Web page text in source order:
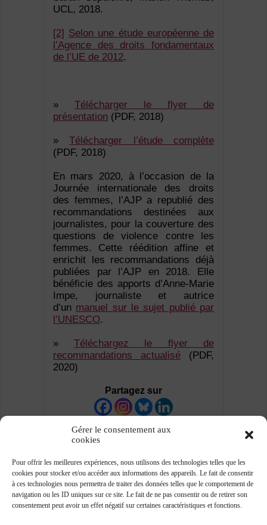
Gérer le consentement aux
cookies
Pour offrir les meilleures expériences, nous utilisons des technologies telles que les
cookies pour stocker et/ou accéder aux informations des appareils. Le fait de consentir
à ces technologies nous permettra de traiter des données telles que le comportement de
navigation ou les ID uniques sur ce site. Le fait de ne pas consentir ou de retirer son
consentement peut avoir un effet négatif sur certaines caractéristiques et fonctions.
UCL, 2018.
[2] Selon une étude européenne de
l’Agence des droits fondamentaux
de l’UE de 2012.
» Télécharger le flyer de
présentation(PDF, 2018)
»Télécharger l’étude complète
(PDF, 2018)
En mars 2020, à l’occasion de la
Journée internationale des droits
des femmes, l’AJP a republié des
recommandations destinées aux
journalistes, pour la couverture des
questions de violence contre les
femmes. Cette réédition affine et
enrichit les recommandations déjà
publiées par l’AJP en 2018. Elle
bénéficie des apports d’Anne-Marie
Impe, journaliste et autrice
d’un manuel sur le sujet publié par
l’UNESCO.
»Téléchargez le flyer de
recommandations actualisé(PDF,
2020)
Partagez sur